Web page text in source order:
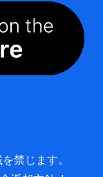
禁じます。